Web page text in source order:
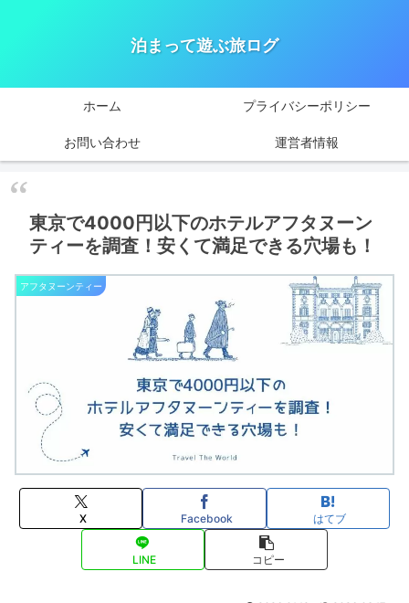
泊まって遊ぶ旅ログ
ホーム プライバシーポリシー
お問い合わせ 運営者情報
東京で4000円以下のホテルアフタヌーン
ティーを調査！安くて満足できる穴場も！
アフタヌーンティー
X Facebook はてブ
LINE コピー